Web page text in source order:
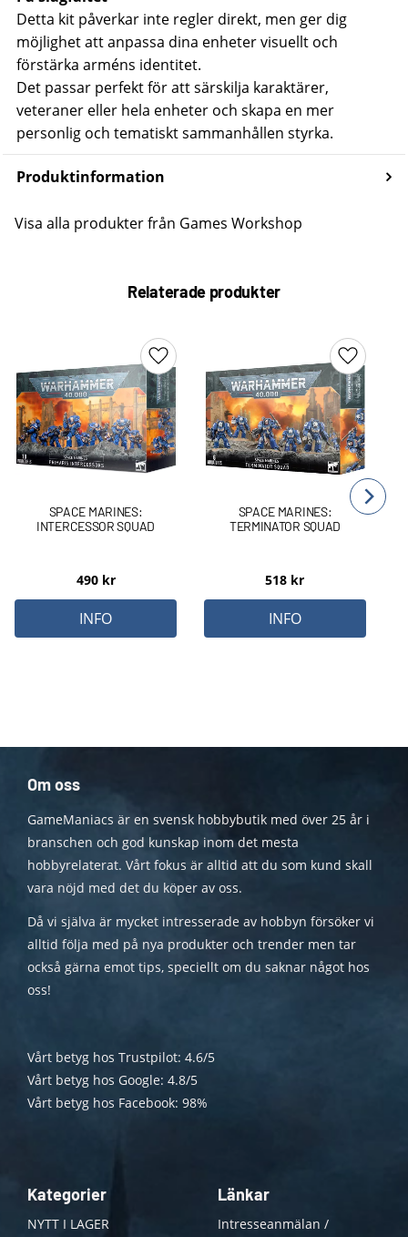
Detta kit påverkar inte regler direkt, men ger dig
möjlighet att anpassa dina enheter visuellt och
förstärka arméns identitet.
Det passar perfekt för att särskilja karaktärer,
veteraner eller hela enheter och skapa en mer
personlig och tematiskt sammanhållen styrka.
Produktinformation
Visa alla produkter från Games Workshop
Relaterade produkter
SPACE MARINES:
INTERCESSOR SQUAD
490kr
Lägg till i favoriter
INFO
SPACE MARINES:
TERMINATOR SQUAD
518 kr
Lägg till
INFO
Om oss
GameManiacs är en svensk hobbybutik med över 25 år i
branschen och god kunskap inom det mesta
hobbyrelaterat. Vårt fokus är alltid att du som kund skall
vara nöjd med det du köper av oss.
Då vi själva är mycket intresserade av hobbyn försöker vi
alltid följa med på nya produkter och trender men tar
också gärna emot tips, speciellt om du saknar något hos
oss!
Vårt betyg hos Trustpilot: 4.6/5
Vårt betyg hos Google: 4.8/5
Vårt betyg hos Facebook: 98%
Kategorier
NYTT I LAGER
Länkar
Intresseanmälan /